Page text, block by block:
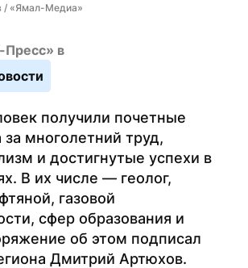
/ «Ямал-Медиа»
Пресс» в
получили почетные
за многолетний труд,
и достигнутые успехи в
В их числе — геолог,
газовой
сфер образования и
об этом подписал
Дмитрий Артюхов.